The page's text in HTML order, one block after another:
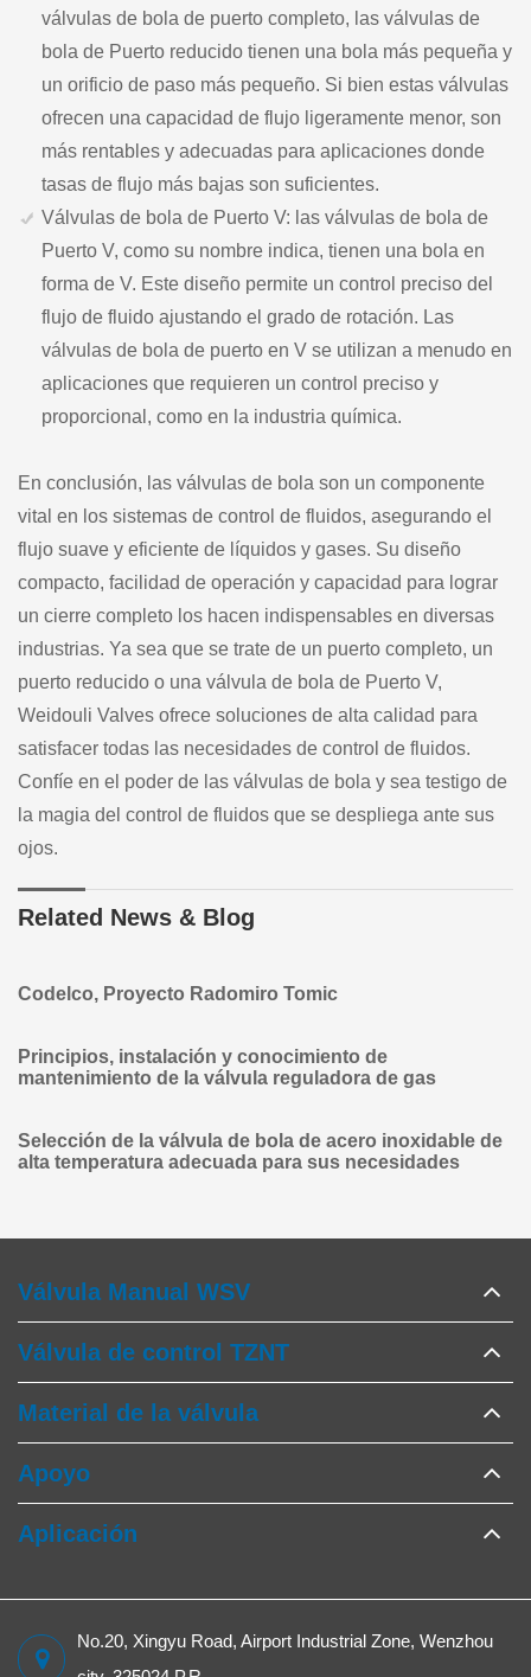
válvulas de bola de puerto completo, las válvulas de
bola de Puerto reducido tienen una bola más pequeña y
un orificio de paso más pequeño. Si bien estas válvulas
ofrecen una capacidad de flujo ligeramente menor, son
más rentables y adecuadas para aplicaciones donde
tasas de flujo más bajas son suficientes.
Válvulas de bola de Puerto V: las válvulas de bola de
Puerto V, como su nombre indica, tienen una bola en
forma de V. Este diseño permite un control preciso del
flujo de fluido ajustando el grado de rotación. Las
válvulas de bola de puerto en V se utilizan a menudo en
aplicaciones que requieren un control preciso y
proporcional, como en la industria química.
En conclusión, las válvulas de bola son un componente
vital en los sistemas de control de fluidos, asegurando el
flujo suave y eficiente de líquidos y gases. Su diseño
compacto, facilidad de operación y capacidad para lograr
un cierre completo los hacen indispensables en diversas
industrias. Ya sea que se trate de un puerto completo, un
puerto reducido o una válvula de bola de Puerto V,
Weidouli Valves ofrece soluciones de alta calidad para
satisfacer todas las necesidades de control de fluidos.
Confíe en el poder de las válvulas de bola y sea testigo de
la magia del control de fluidos que se despliega ante sus
ojos.
Related News & Blog
Codelco, Proyecto Radomiro Tomic
Principios, instalación y conocimiento de
mantenimiento de la válvula reguladora de gas
Selección de la válvula de bola de acero inoxidable de
alta temperatura adecuada para sus necesidades
Válvula Manual WSV
Válvula de control TZNT
Material de la válvula
Apoyo
Aplicación
No.20, Xingyu Road, Airport Industrial Zone, Wenzhou